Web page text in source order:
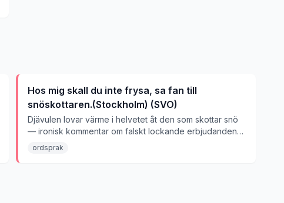
Hos mig skall du inte frysa, sa fan till
snöskottaren.(Stockholm) (SVO)
Djävulen lovar värme i helvetet åt den som skottar snö
— ironisk kommentar om falskt lockande erbjudanden
eller opassande tröst.
ordsprak